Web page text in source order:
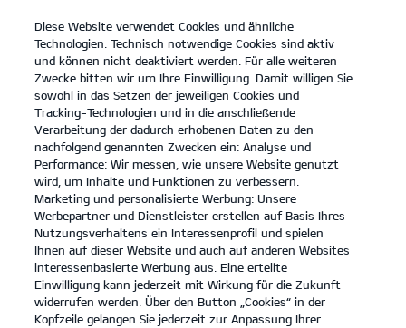
open
menu
KONTAKT
EV-FÖRDERUNG
EV-FÖRDERUNG
Diese Website verwendet Cookies und ähnliche
Technologien. Technisch notwendige Cookies sind aktiv
und können nicht deaktiviert werden. Für alle weiteren
Zwecke bitten wir um Ihre Einwilligung. Damit willigen Sie
sowohl in das Setzen der jeweiligen Cookies und
Tracking-Technologien und in die anschließende
Verarbeitung der dadurch erhobenen Daten zu den
nachfolgend genannten Zwecken ein: Analyse und
Performance: Wir messen, wie unsere Website genutzt
wird, um Inhalte und Funktionen zu verbessern.
Marketing und personalisierte Werbung: Unsere
Werbepartner und Dienstleister erstellen auf Basis Ihres
Nutzungsverhaltens ein Interessenprofil und spielen
Ihnen auf dieser Website und auch auf anderen Websites
interessenbasierte Werbung aus. Eine erteilte
Einwilligung kann jederzeit mit Wirkung für die Zukunft
widerrufen werden. Über den Button „Cookies“ in der
Kopfzeile gelangen Sie jederzeit zur Anpassung Ihrer